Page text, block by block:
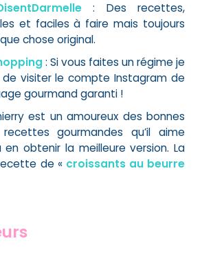
: Des recettes,
et faciles à faire mais toujours
chose original.
: Si vous faites un régime je
de visiter le compte Instagram de
gourmand garanti !
est un amoureux des bonnes
gourmandes qu’il aime
en obtenir la meilleure version. La
de « croissants au beurre